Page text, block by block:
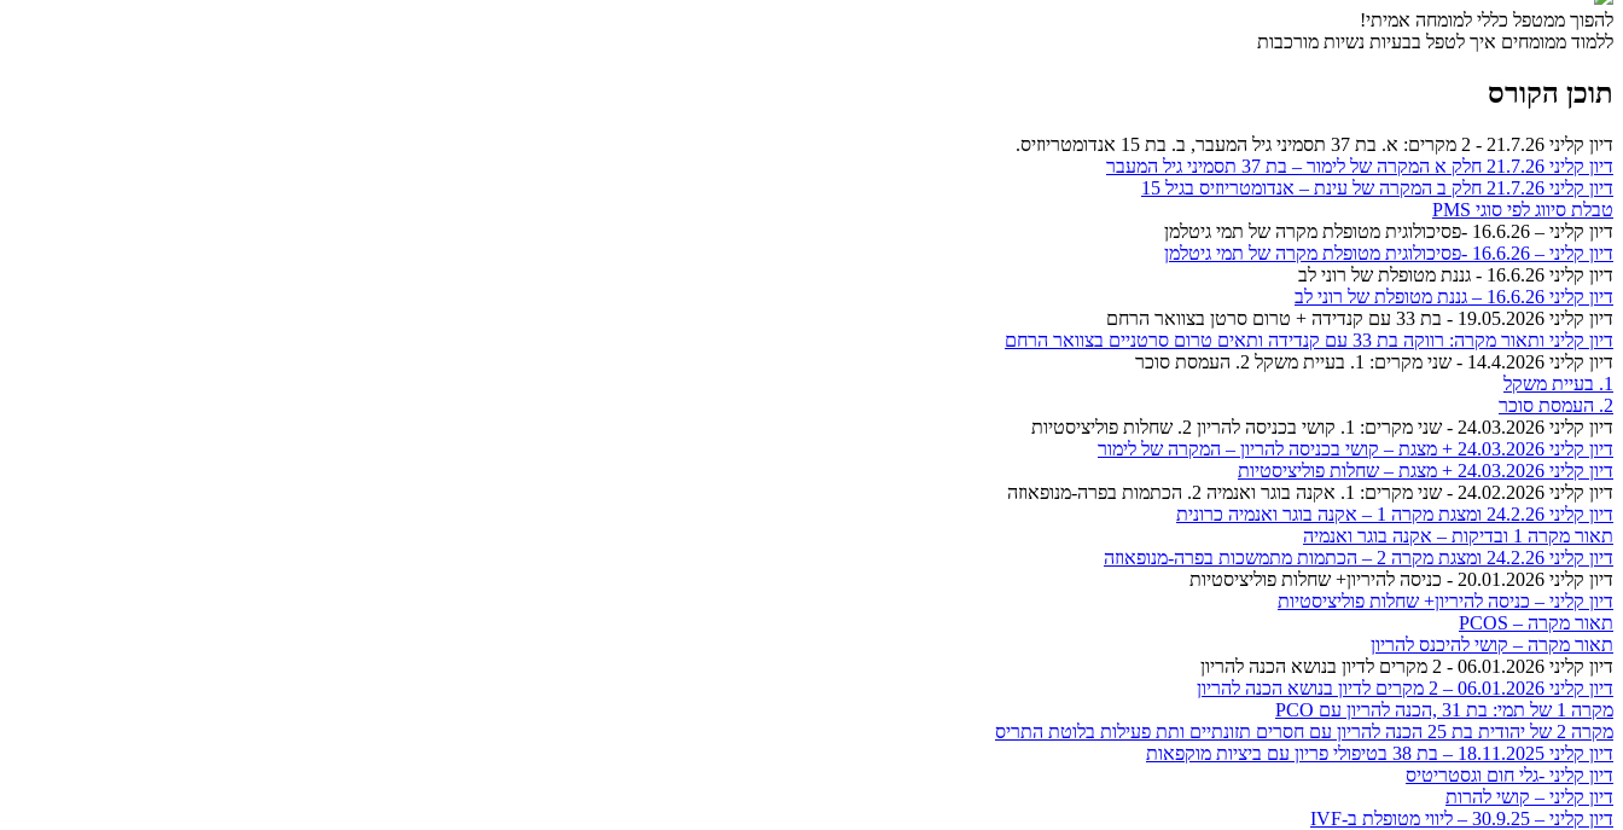
להפוך ממטפל כללי למומחה אמיתי!
ללמוד ממומחים איך לטפל בבעיות נשיות מורכבות
תוכן הקורס
דיון קליני 21.7.26 - 2 מקרים: א. בת 37 תסמיני גיל המעבר, ב. בת 15 אנדומטריוזיס.
דיון קליני 21.7.26 חלק א המקרה של לימור – בת 37 תסמיני גיל המעבר
דיון קליני 21.7.26 חלק ב המקרה של עינת – אנדומטריוזיס בגיל 15
טבלת סיווג לפי סוגי PMS
דיון קליני – 16.6.26 -פסיכולוגית מטופלת מקרה של תמי גיטלמן
דיון קליני – 16.6.26 -פסיכולוגית מטופלת מקרה של תמי גיטלמן
דיון קליני 16.6.26 - גננת מטופלת של רוני לב
דיון קליני 16.6.26 – גננת מטופלת של רוני לב
דיון קליני 19.05.2026 - בת 33 עם קנדידה + טרום סרטן בצוואר הרחם
דיון קליני ותאור מקרה: רווקה בת 33 עם קנדידה ותאים טרום סרטניים בצוואר הרחם
דיון קליני 14.4.2026 - שני מקרים: 1. בעיית משקל 2. העמסת סוכר
1. בעיית משקל
2. העמסת סוכר
דיון קליני 24.03.2026 - שני מקרים: 1. קושי בכניסה להריון 2. שחלות פוליציסטיות
דיון קליני 24.03.2026 + מצגת – קושי בכניסה להריון – המקרה של לימור
דיון קליני 24.03.2026 + מצגת – שחלות פוליציסטיות
דיון קליני 24.02.2026 - שני מקרים: 1. אקנה בוגר ואנמיה 2. הכתמות בפרה-מנופאוזה
דיון קליני 24.2.26 ומצגת מקרה 1 – אקנה בוגר ואנמיה כרונית
תאור מקרה 1 ובדיקות – אקנה בוגר ואנמיה
דיון קליני 24.2.26 ומצגת מקרה 2 – הכתמות מתמשכות בפרה-מנופאוזה
דיון קליני 20.01.2026 - כניסה להיריון+ שחלות פוליציסטיות
דיון קליני – כניסה להיריון+ שחלות פוליציסטיות
תאור מקרה – PCOS
תאור מקרה – קושי להיכנס להריון
דיון קליני 06.01.2026 - 2 מקרים לדיון בנושא הכנה להריון
דיון קליני 06.01.2026 – 2 מקרים לדיון בנושא הכנה להריון
מקרה 1 של תמי: בת 31 ,הכנה להריון עם PCO
מקרה 2 של יהודית בת 25 הכנה להריון עם חסרים תזונתיים ותת פעילות בלוטת התריס
דיון קליני 18.11.2025 – בת 38 בטיפולי פריון עם ביציות מוקפאות
דיון קליני -גלי חום וגסטריטיס
דיון קליני – קושי להרות
דיון קליני – 30.9.25 – ליווי מטופלת ב-IVF